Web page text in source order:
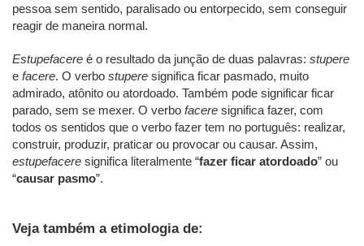
pessoa sem sentido, paralisado ou entorpecido, sem conseguir
reagir de maneira normal.
Estupefacere é o resultado da junção de duas palavras: stupere
e facere. O verbo stupere significa ficar pasmado, muito
admirado, atônito ou atordoado. Também pode significar ficar
parado, sem se mexer. O verbo facere significa fazer, com
todos os sentidos que o verbo fazer tem no português: realizar,
construir, produzir, praticar ou provocar ou causar. Assim,
estupefacere significa literalmente “fazer ficar atordoado” ou
“causar pasmo”.
Veja também a etimologia de: